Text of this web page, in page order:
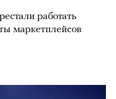
работать
маркетплейсов